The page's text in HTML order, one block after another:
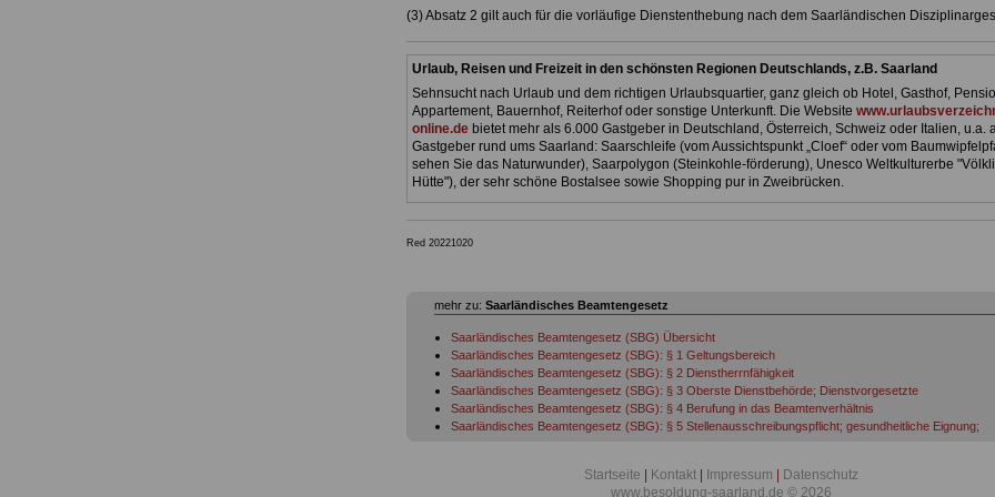
(3) Absatz 2 gilt auch für die vorläufige Dienstenthebung nach dem Saarländischen
Urlaub, Reisen und Freizeit in den schönsten Regionen Deutschlands, z.B. Saarland
Sehnsucht nach Urlaub und dem richtigen Urlaubsquartier, ganz gleich ob Hotel, Gasthof,
Appartement, Bauernhof, Reiterhof oder sonstige Unterkunft. Die Website
online.debietet mehr als 6.000 Gastgeber in Deutschland, Österreich, Schweiz oder Italien, u.a.
Gastgeber rund ums Saarland: Saarschleife (vom Aussichtspunkt „Cloef“ oder vom
sehen Sie das Naturwunder), Saarpolygon (Steinkohle-förderung), Unesco Weltkulturerbe
Hütte"), der sehr schöne Bostalsee sowie Shopping pur in Zweibrücken.
Red 20221020
mehr zu: Saarländisches Beamtengesetz
Saarländisches Beamtengesetz (SBG) Übersicht
Saarländisches Beamtengesetz (SBG): § 1 Geltungsbereich
Saarländisches Beamtengesetz (SBG): § 2 Dienstherrnfähigkeit
Saarländisches Beamtengesetz (SBG): § 3 Oberste Dienstbehörde; Dienstvorgesetzte
Saarländisches Beamtengesetz (SBG): § 4 Berufung in das Beamtenverhältnis
Saarländisches Beamtengesetz (SBG): § 5 Stellenausschreibungspflicht; gesundheitliche Eignung;
Saarländisches Beamtengesetz (SBG): § 7 Nichtigkeit; Verbot der Führung der Dienstgeschäfte
Startseite Kontakt Impressum
Datenschutz
www.besoldung-saarland.de © 2026